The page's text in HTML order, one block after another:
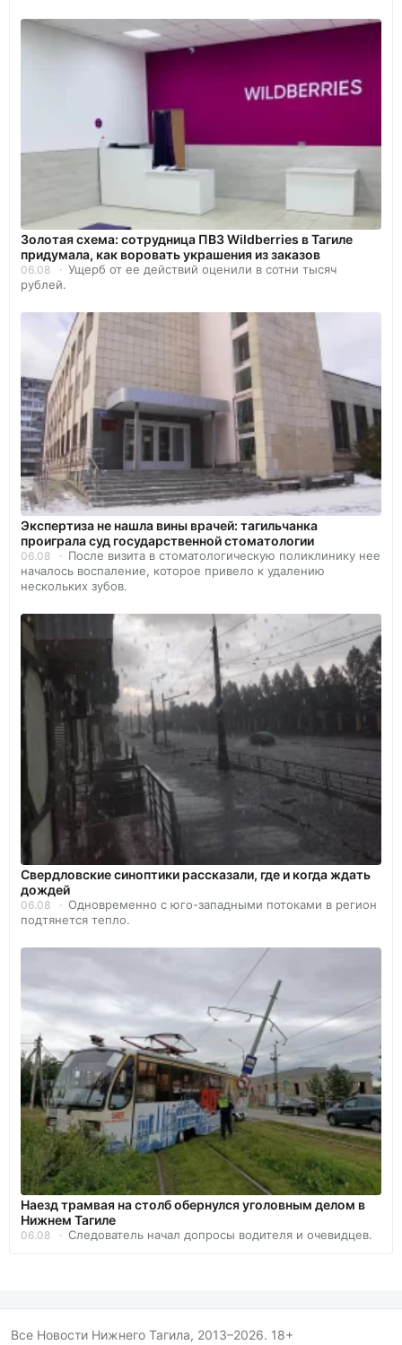
Золотая схема: сотрудница ПВЗ Wildberries в Тагиле
придумала, как воровать украшения из заказов
06.08
Ущерб от ее действий оценили в сотни тысяч
рублей.
Экспертиза не нашла вины врачей: тагильчанка
проиграла суд государственной стоматологии
06.08
После визита в стоматологическую поликлинику нее
началось воспаление, которое привело к удалению
нескольких зубов.
Свердловские синоптики рассказали, где и когда ждать
дождей
06.08
Одновременно с юго-западными потоками в регион
подтянется тепло.
Наезд трамвая на столб обернулся уголовным делом в
Нижнем Тагиле
06.08 Следователь начал допросы водителя и очевидцев.
Все Новости Нижнего Тагила, 2013–2026. 18+